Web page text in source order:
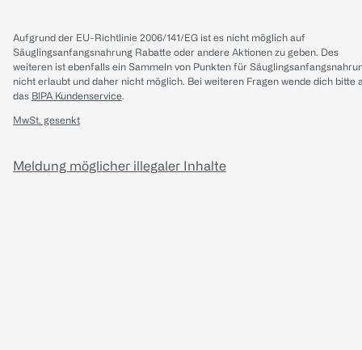
Aufgrund der EU-Richtlinie 2006/141/EG ist es nicht möglich auf
Säuglingsanfangsnahrung Rabatte oder andere Aktionen zu geben. Des
weiteren ist ebenfalls ein Sammeln von Punkten für
nicht erlaubt und daher nicht möglich. Bei weiteren Fragen wende dich bitte
das BIPA Kundenservice.
MwSt. gesenkt
Meldung möglicher illegaler Inhalte